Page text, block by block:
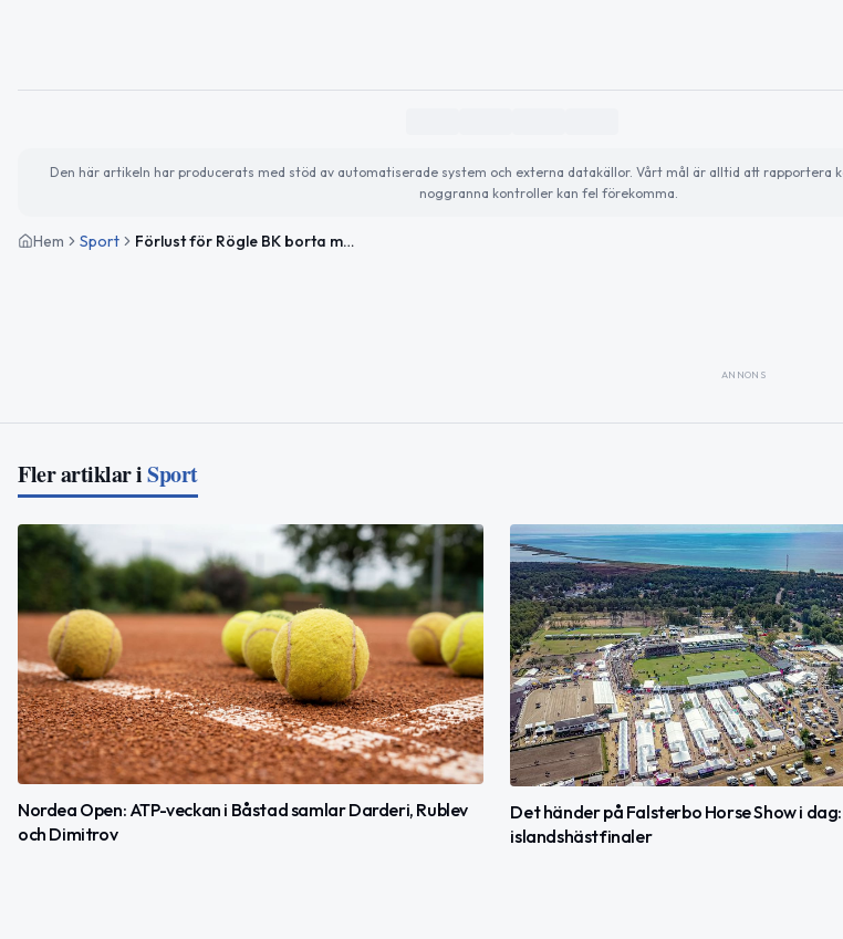
Den här artikeln har producerats med stöd av automatiserade system och externa datakällor. Vårt mål är alltid att rapportera
noggranna kontroller kan fel förekomma.
Hem Sport Förlust för Rögle BK borta mot Frölunda HC
ANNONS
Fler artiklar iSport
Nordea Open: ATP-veckan i Båstad samlar Darderi, Rublev
och Dimitrov
Det händer på Falsterbo Horse Show i
islandshästfinaler